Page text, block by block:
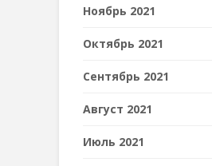
Ноябрь 2021
Октябрь 2021
Сентябрь 2021
Август 2021
Июль 2021